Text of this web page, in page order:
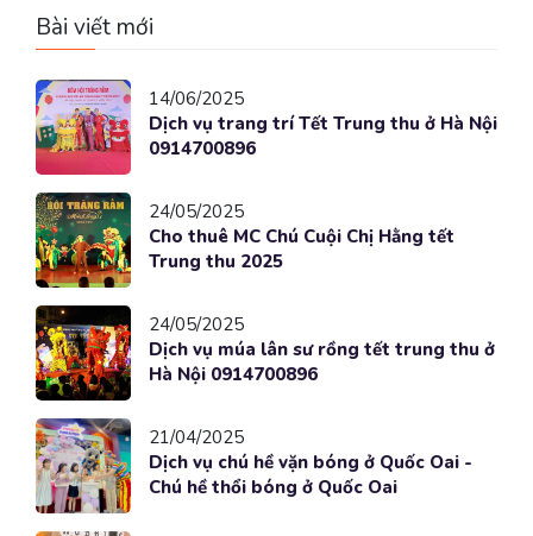
Bài viết mới
14/06/2025
Dịch vụ trang trí Tết Trung thu ở Hà Nội
0914700896
24/05/2025
Cho thuê MC Chú Cuội Chị Hằng tết
Trung thu 2025
24/05/2025
Dịch vụ múa lân sư rồng tết trung thu ở
Hà Nội 0914700896
21/04/2025
Dịch vụ chú hề vặn bóng ở Quốc Oai -
Chú hề thổi bóng ở Quốc Oai